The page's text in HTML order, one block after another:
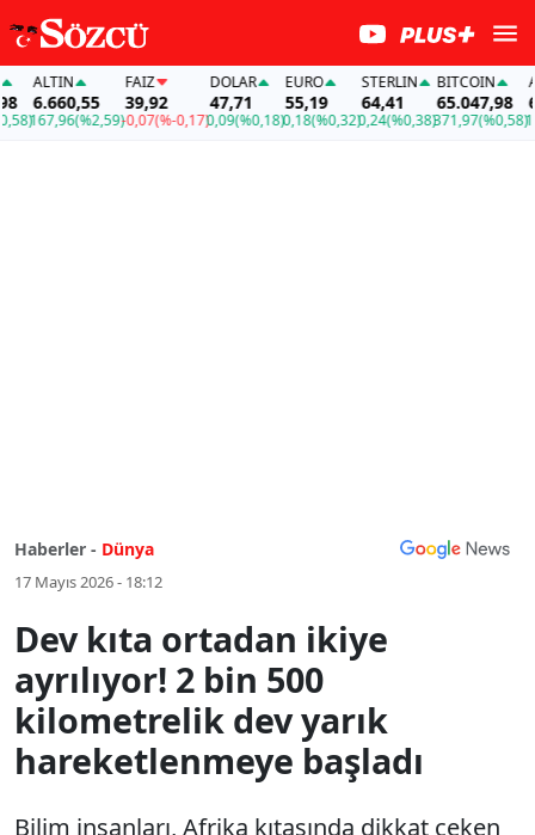
ALTIN
6.660,55
167,96(%2,59)
FAİZ
39,92
-0,07(%-0,17)
DOLAR
47,71
0,09(%0,18)
EURO
55,19
0,18(%0,32)
STERLIN
64,41
0,24(%0,38)
BITCOIN
65.047,98
371,97(%0,58)
Haberler - Dünya
17 Mayıs 2026 - 18:12
Dev kıta ortadan ikiye
ayrılıyor! 2 bin 500
kilometrelik dev yarık
hareketlenmeye başladı
Bilim insanları, Afrika kıtasında dikkat çeken